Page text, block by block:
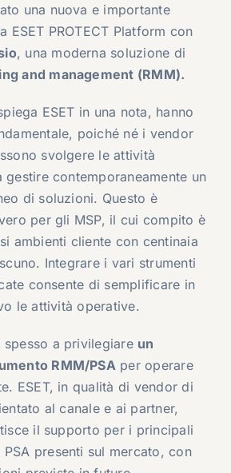
una nuova e importante
ESET PROTECT Platform con
, una moderna soluzione di
and management (RMM).
ESET in una nota, hanno
poiché né i vendor
svolgere le attività
gestire contemporaneamente un
di soluzioni. Questo è
per gli MSP, il cui compito è
ambienti cliente con centinaia
Integrare i vari strumenti
consente di semplificare in
le attività operative.
spesso a privilegiare un
RMM/PSAper operare
ESET, in qualità di vendor di
al canale e ai partner,
il supporto per i principali
PSA presenti sul mercato, con